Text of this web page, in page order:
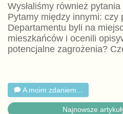
Wysłaliśmy również
Pytamy między innymi: czy
Departamentu byli na
mieszkańców i ocenili
potencjalne zagrożenia?
A moim zdaniem...
Najnowsze